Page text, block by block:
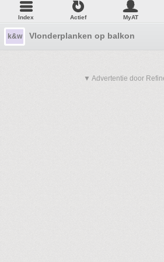
Index Actief MyAT
k&w Vlonderplanken op balkon
▼ Advertentie door